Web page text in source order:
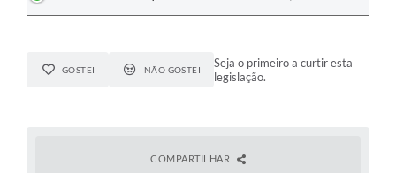
GOSTEI NÃO GOSTEI
Seja o primeiro a curtir esta
legislação.
COMPARTILHAR